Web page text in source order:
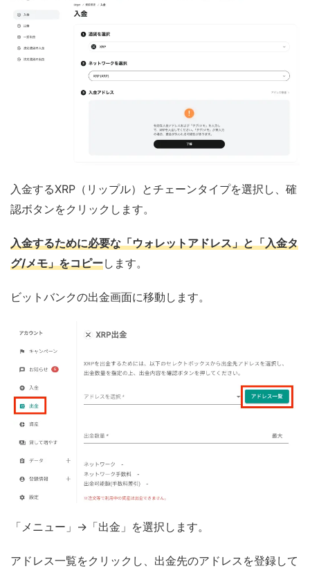
入金するXRP（リップル）とチェーンタイプを選択し、確
認ボタンをクリックします。
入金するために必要な「ウォレットアドレス」と「入金タ
グ/メモ」をコピーします。
ビットバンクの出金画面に移動します。
「メニュー」→「出金」を選択します。
アドレス一覧をクリックし、出金先のアドレスを登録して